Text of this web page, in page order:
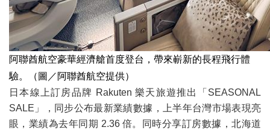
阿聯酋航空豪華經濟艙首度登台，帶來嶄新的長程飛行體
驗。（圖／阿聯酋航空提供）
日本線上訂房品牌 Rakuten 樂天旅遊推出「SEASONAL
SALE」，同步公布最新業績數據，上半年台灣市場表現亮
眼，業績為去年同期 2.36 倍。同時分享訂房數據，北海道